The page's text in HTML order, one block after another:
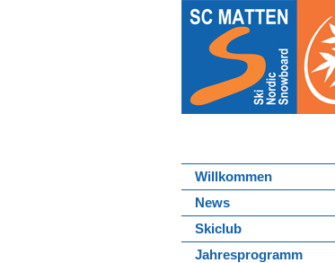
Willkommen
News
Skiclub
Jahresprogramm